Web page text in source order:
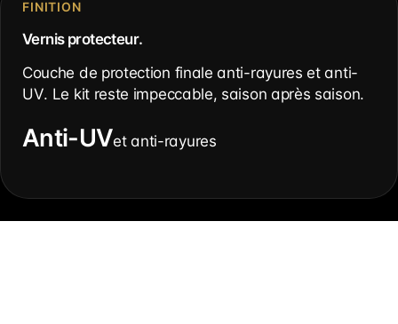
FINITION
Vernis protecteur.
Couche de protection finale anti-rayures et anti-
UV. Le kit reste impeccable, saison après saison.
Anti-UVet anti-rayures